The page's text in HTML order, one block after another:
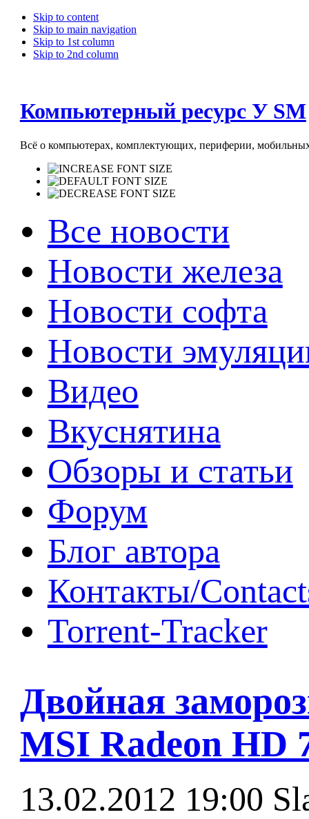
Skip to content
Skip to main navigation
Skip to 1st column
Skip to 2nd column
Компьютерный ресурс У SM
Всё о компьютерах, комплектующих, периферии, мобильных
Все новости
Новости железа
Новости софта
Новости
Видео
Вкуснятина
Обзоры и статьи
Форум
Блог автора
Контакты/
Torrent-Tracker
Двойная
MSI Radeon HD
13.02.2012 19:00